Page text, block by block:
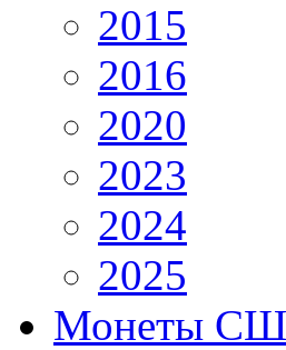
2015
2016
2020
2023
2024
2025
Монеты